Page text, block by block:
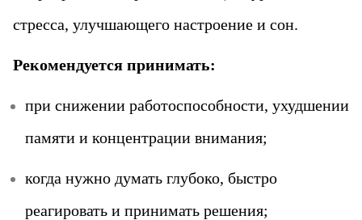
стресса, улучшающего настроение и сон.
Рекомендуется принимать:
при снижении работоспособности, ухудшении
памяти и концентрации внимания;
когда нужно думать глубоко, быстро
реагировать и принимать решения;